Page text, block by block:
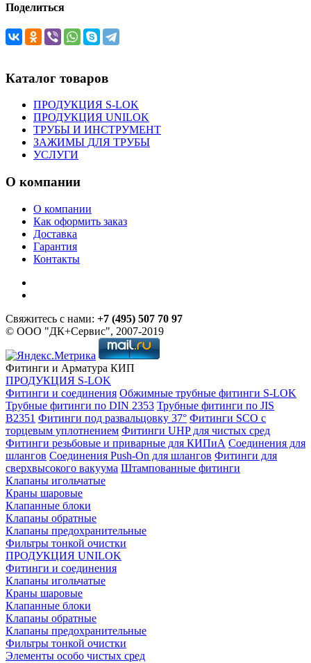
Поделиться
Каталог товаров
ПРОДУКЦИЯ S-LOK
ПРОДУКЦИЯ UNILOK
ТРУБЫ И ИНСТРУМЕНТ
ЗАЖИМЫ ДЛЯ ТРУБЫ
УСЛУГИ
О компании
О компании
Как оформить заказ
Доставка
Гарантия
Контакты
Свяжитесь с нами: +7 (495) 507 70 97
© ООО "ДК+Сервис", 2007-2019
Фитинги и Арматура КИП
ПРОДУКЦИЯ S-LOK
Фитинги и соединения Обжимные трубные фитинги S-LOK
Трубные фитинги по DIN 2353 Трубные фитинги по JIS
B2351 Фитинги под развальцовку 37° Фитинги SCO с
торцевым уплотнением Фитинги UHP для чистых сред
Фитинги резьбовые и приварные для КИПиА Соединения для
шлангов Соединения Push-On для шлангов Фитинги для
сверхвысокого вакуума Штампованные фитинги
Клапаны игольчатые
Краны шаровые
Клапанные блоки
Клапаны обратные
Клапаны предохранительные
Фильтры тонкой очистки
ПРОДУКЦИЯ UNILOK
Фитинги и соединения
Клапаны игольчатые
Краны шаровые
Клапанные блоки
Клапаны обратные
Клапаны предохранительные
Фильтры тонкой очистки
Элементы особо чистых сред